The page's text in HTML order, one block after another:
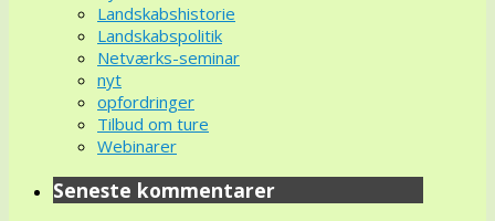
Landskabshistorie
Landskabspolitik
Netværks-seminar
nyt
opfordringer
Tilbud om ture
Webinarer
Seneste kommentarer